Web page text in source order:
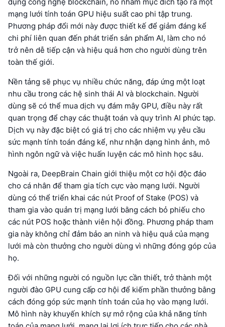
mạng lưới tính toán GPU hiệu suất cao phi tập trung.
Phương pháp đổi mới này được thiết kế để giảm đáng kể
chi phí liên quan đến phát triển sản phẩm AI, làm cho nó
trở nên dễ tiếp cận và hiệu quả hơn cho người dùng trên
toàn thế giới.
Nền tảng sẽ phục vụ nhiều chức năng, đáp ứng một loạt
nhu cầu trong các hệ sinh thái AI và blockchain. Người
dùng sẽ có thể mua dịch vụ đám mây GPU, điều này rất
quan trọng để chạy các thuật toán và quy trình AI phức tạp.
Dịch vụ này đặc biệt có giá trị cho các nhiệm vụ yêu cầu
sức mạnh tính toán đáng kể, như nhận dạng hình ảnh, mô
hình ngôn ngữ và việc huấn luyện các mô hình học sâu.
Ngoài ra, DeepBrain Chain giới thiệu một cơ hội độc đáo
cho cá nhân để tham gia tích cực vào mạng lưới. Người
dùng có thể triển khai các nút Proof of Stake (POS) và
tham gia vào quản trị mạng lưới bằng cách bỏ phiếu cho
các nút POS hoặc thành viên hội đồng. Phương pháp tham
gia này không chỉ đảm bảo an ninh và hiệu quả của mạng
lưới mà còn thưởng cho người dùng vì những đóng góp của
họ.
Đối với những người có nguồn lực cần thiết, trở thành một
người đào GPU cung cấp cơ hội để kiếm phần thưởng bằng
cách đóng góp sức mạnh tính toán của họ vào mạng lưới.
Mô hình này khuyến khích sự mở rộng của khả năng tính